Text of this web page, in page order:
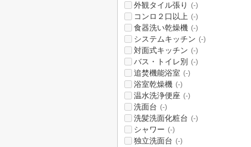
外観タイル張り (-)
コンロ２口以上 (-)
食器洗い乾燥機 (-)
システムキッチン (-)
対面式キッチン (-)
バス・トイレ別 (-)
追焚機能浴室 (-)
浴室乾燥機 (-)
温水洗浄便座 (-)
洗面台 (-)
洗髪洗面化粧台 (-)
シャワー (-)
独立洗面台 (-)